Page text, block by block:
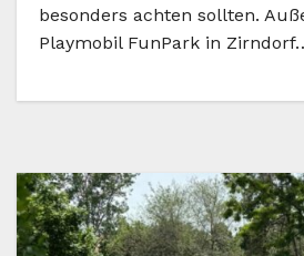
besonders achten sollten.
Playmobil FunPark in